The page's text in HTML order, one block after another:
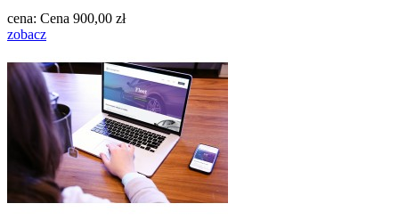
cena: Cena 900,00 zł
zobacz